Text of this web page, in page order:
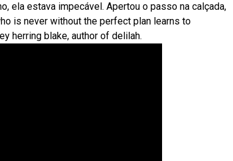
ela estava impecável. Apertou o passo na calçada,
is never without the perfect plan learns to
herring blake, author of delilah.